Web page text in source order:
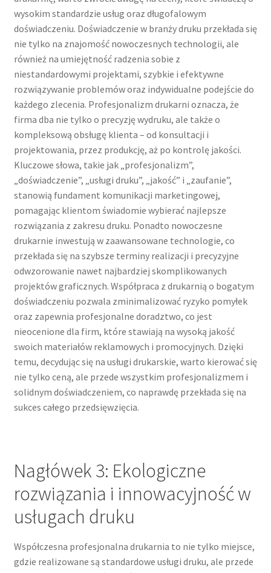
wysokim standardzie usług oraz długofalowym
doświadczeniu. Doświadczenie w branży druku przekłada się
nie tylko na znajomość nowoczesnych technologii, ale
również na umiejętność radzenia sobie z
niestandardowymi projektami, szybkie i efektywne
rozwiązywanie problemów oraz indywidualne podejście do
każdego zlecenia. Profesjonalizm drukarni oznacza, że
firma dba nie tylko o precyzję wydruku, ale także o
kompleksową obsługę klienta – od konsultacji i
projektowania, przez produkcję, aż po kontrolę jakości.
Kluczowe słowa, takie jak „profesjonalizm”,
„doświadczenie”, „usługi druku”, „jakość” i „zaufanie”,
stanowią fundament komunikacji marketingowej,
pomagając klientom świadomie wybierać najlepsze
rozwiązania z zakresu druku. Ponadto nowoczesne
drukarnie inwestują w zaawansowane technologie, co
przekłada się na szybsze terminy realizacji i precyzyjne
odwzorowanie nawet najbardziej skomplikowanych
projektów graficznych. Współpraca z drukarnią o bogatym
doświadczeniu pozwala zminimalizować ryzyko pomyłek
oraz zapewnia profesjonalne doradztwo, co jest
nieocenione dla firm, które stawiają na wysoką jakość
swoich materiałów reklamowych i promocyjnych. Dzięki
temu, decydując się na usługi drukarskie, warto kierować się
nie tylko ceną, ale przede wszystkim profesjonalizmem i
solidnym doświadczeniem, co naprawdę przekłada się na
sukces całego przedsięwzięcia.
Nagłówek 3: Ekologiczne
rozwiązania i innowacyjność w
usługach druku
Współczesna profesjonalna drukarnia to nie tylko miejsce,
gdzie realizowane są standardowe usługi druku, ale przede